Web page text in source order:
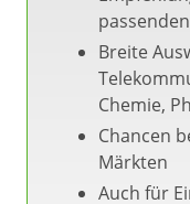
Breite
Chemie,
Chancen
Märkten
Auch für